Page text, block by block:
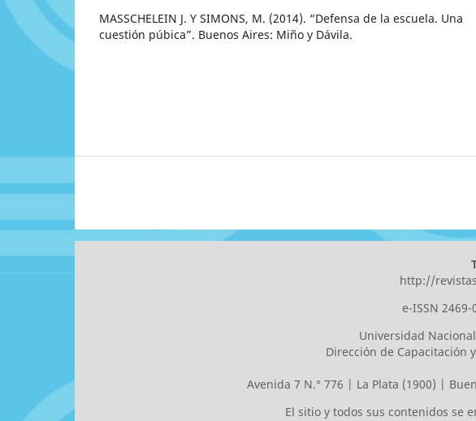
MASSCHELEIN J. Y SIMONS, M. (2014). “Defensa de la escuela. Una
cuestión púbica”. Buenos Aires: Miño y Dávila.
http://
e-ISSN
Universidad
Dirección de Capacitación
Avenida 7 N.° 776 | La Plata (1900) |
El sitio y todos sus contenidos se